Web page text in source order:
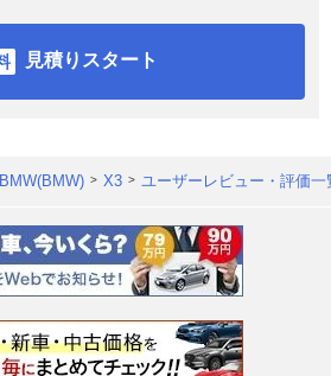
見積りスタート
BMW(BMW) X3 ユーザーレビュー・評価一